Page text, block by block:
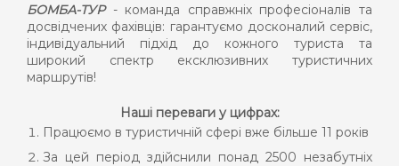
БОМБА-ТУР- команда справжніх професіоналів та
досвідчених фахівців: гарантуємо досконалий сервіс,
індивідуальний підхід до кожного туриста та
широкий спектр ексклюзивних туристичних
маршрутів!
Наші переваги у цифрах:
Працюємо в туристичній сфері вже більше 11 років
За цей період здійснили понад 2500 незабутніх